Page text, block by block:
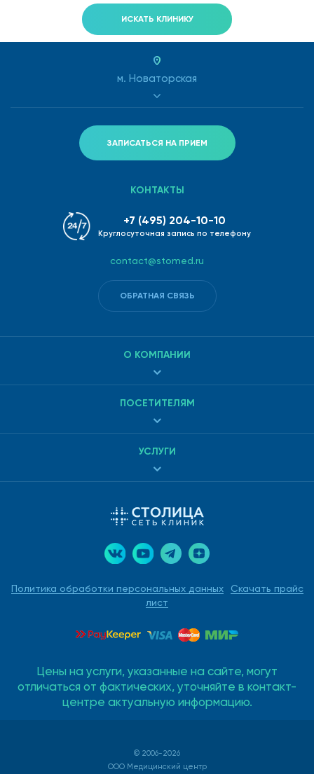
ИСКАТЬ КЛИНИКУ
м. Новаторская
ЗАПИСАТЬСЯ НА ПРИЕМ
Политика обработки персональных данных
Скачать прайс
лист
О КОМПАНИИ
ПОСЕТИТЕЛЯМ
УСЛУГИ
КОНТАКТЫ
+7 (495) 204-10-10
Круглосуточная запись по телефону
contact@stomed.ru
ОБРАТНАЯ СВЯЗЬ
Цены на услуги, указанные на сайте, могут
отличаться от фактических, уточняйте в контакт-
центре актуальную информацию.
© 2006-2026
ООО Медицинский центр